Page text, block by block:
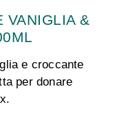
VANIGLIA &
e croccante
per donare